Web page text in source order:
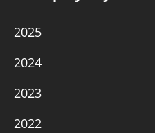
2025
2024
2023
2022